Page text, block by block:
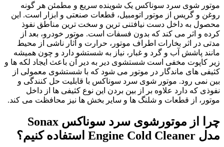
موتور شوی سرد سوناکس یک شوینده سریع و مطمئن هر گونه
روغن و گریس از موتور اتومبیل، قطعات صنعتی و ابزار است. این
محصول به داخل دست نیافتنی ترین و سخت ترین مناطق نفوذ
کرده و اثر می کند که بدون فسفات است. موتور خودرو، بعد از
مدتی در اثر بخارات اطراف موتور، حرارت و آثار ناشی از محیط
مانند پاشش آب و گرد و غبار، نیاز به شستشو دارد و چون همیشه
زیر کاپوت مخفی است شستشوی دیر به دیر آن باعث ایجاد لکه ها و
کثیفی های ماندگار در موتور می شود که با شستشوی معمولی از
بین نمی رود. موتور شوی سرد سوناکس با قابلیت حل کنندگی و
نفوذی که دارد علاوه بر از بین بردن این نوع کثیفی ها از داخل
موتور، از قطعات و شلنگ ها و سایر بخش ها نیز محافظت می کند.
چرا از موتورشوی سرد سوناکس Sonax
مدل Engine Cold Cleaner استفاده کنیم؟